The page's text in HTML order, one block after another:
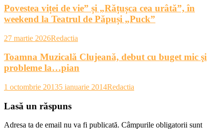
Povestea viței de vie” și „Rățușca cea urâtă”, în
weekend la Teatrul de Păpuși „Puck”
27 martie 2026Redactia
Toamna Muzicală Clujeană, debut cu buget mic şi
probleme la…pian
1 octombrie 20135 ianuarie 2014Redactia
Lasă un răspuns
Adresa ta de email nu va fi publicată. Câmpurile obligatorii sunt